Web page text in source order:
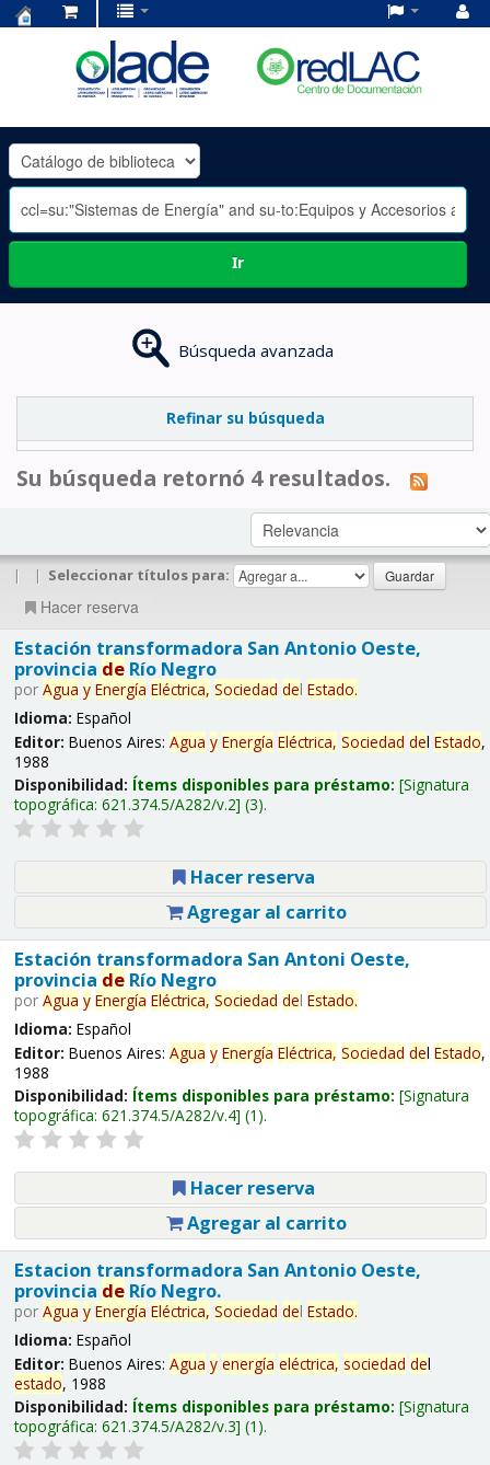
OLADE
-
Ir
Búsqueda avanzada
Refinar su búsqueda
Su búsqueda retornó 4 resultados.
| | Seleccionar títulos para:
Hacer reserva
Estación transformadora San Antonio Oeste,
provincia deRío Negro
por Agua y Energía Eléctrica, Sociedad del Estado.
Idioma: Español
Editor: Buenos Aires: Agua y Energía Eléctrica, Sociedad del Estado,
1988
Disponibilidad: Ítems disponibles para préstamo: Signatura
topográfica: 621.374.5/A282/v.2 (3).
Hacer reserva
Agregar al carrito
Estación transformadora San Antoni Oeste,
provincia deRío Negro
por Agua y Energía Eléctrica, Sociedad del Estado.
Idioma: Español
Editor: Buenos Aires: Agua y Energía Eléctrica, Sociedad del Estado,
1988
Disponibilidad: Ítems disponibles para préstamo: Signatura
topográfica: 621.374.5/A282/v.4 (1).
Hacer reserva
Agregar al carrito
Estacion transformadora San Antonio Oeste,
provincia deRío Negro.
por Agua y Energía Eléctrica, Sociedad del Estado.
Idioma: Español
Editor: Buenos Aires: Agua y energía eléctrica, sociedad del
estado, 1988
Disponibilidad: Ítems disponibles para préstamo: Signatura
topográfica: 621.374.5/A282/v.3 (1).